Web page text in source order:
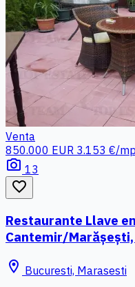
Venta
850.000 EUR 3.153 €/mp
photo_camera 13
favorite_border
Restaurante Llave
Cantemir/
location_on Bucuresti, Marasesti